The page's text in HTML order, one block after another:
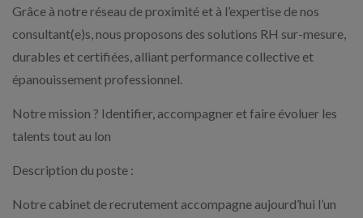
Grâce à notre réseau de proximité et à l’expertise de nos
consultant(e)s, nous proposons des solutions RH sur-mesure,
durables et certifiées, alliant performance collective et
épanouissement professionnel.
Notre mission ? Identifier, accompagner et faire évoluer les
talents tout au lon
Description du poste :
Notre cabinet de recrutement accompagne aujourd’hui l’un